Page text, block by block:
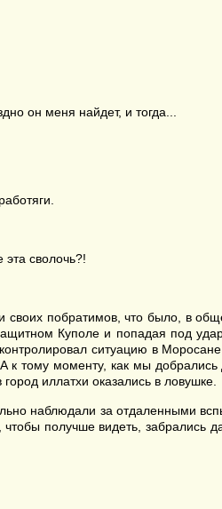
он меня найдет, и тогда...
сволочь?!
побратимов, что было, в
Куполе и попадая под
ситуацию в
к тому моменту, как мы
иллатхи оказались в ловушке.
наблюдали за отдаленными
получше видеть, забрались